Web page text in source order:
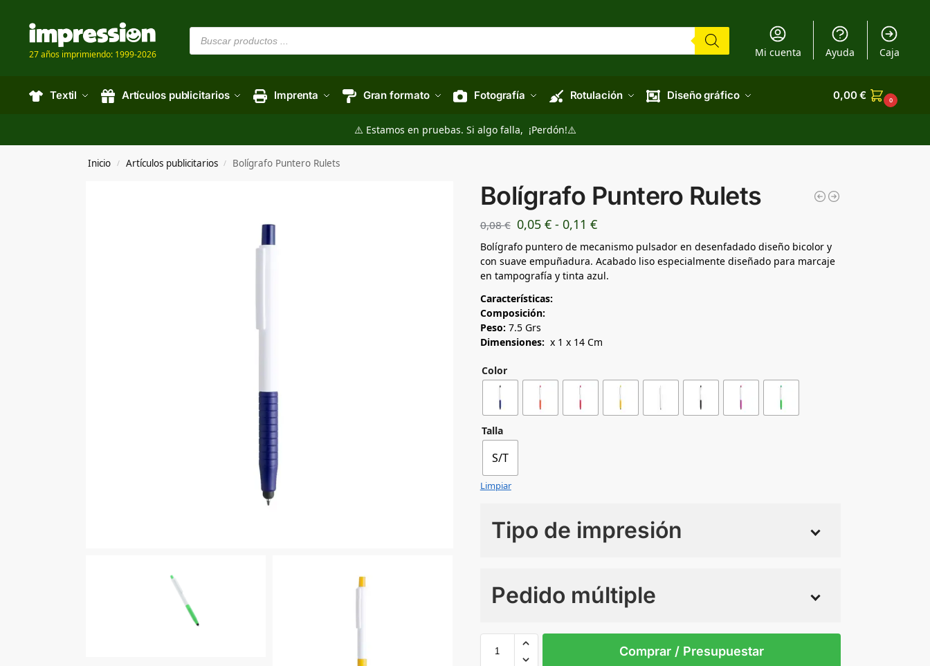
27 años imprimiendo: 1999-2026 Mi cuenta Ayuda Caja
Textil Artículos publicitarios Imprenta Gran formato Fotografía Rotulación Diseño gráfico 0,00€ 0
⚠️ Estamos en pruebas. Si algo falla, ¡Perdón!⚠️
Inicio / Artículos publicitarios / Bolígrafo Puntero Rulets
Bolígrafo Puntero Rulets
0,08€ 0,05 € - 0,11 €
Bolígrafo puntero de mecanismo pulsador en desenfadado diseño bicolor y
con suave empuñadura. Acabado liso especialmente diseñado para marcaje
en tampografía y tinta azul.
Características:
Composición:
Peso: 7.5 Grs
Dimensiones: x 1 x 14 Cm
Color
Talla
S/T
Limpiar
Tipo de impresión
Pedido múltiple
Comprar / Presupuestar